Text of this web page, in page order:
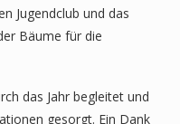
Jugendclub und das
Bäume für die
das Jahr begleitet und
gesorgt. Ein Dank